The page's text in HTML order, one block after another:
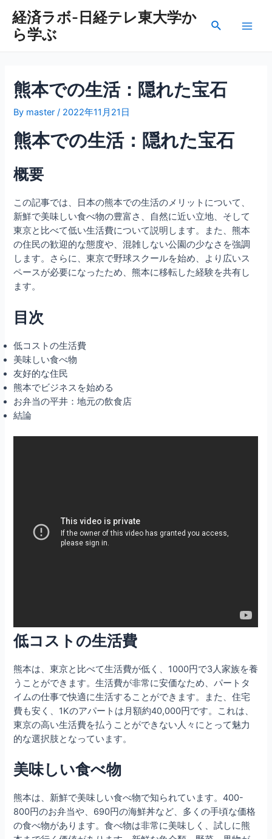
経済ラボ-日経テレ東大学か
ら学ぶ
検
熊本での生活：隠れた宝石
By master / 2022年11月21日
熊本での生活：隠れた宝石
概要
この記事では、日本の熊本での生活のメリットについて、
新鮮で美味しい食べ物の豊富さ、自然に近い立地、そして
東京と比べて低い生活費について説明します。また、熊本
の住民の歓迎的な態度や、混雑しない公園の少なさを強調
します。さらに、東京で野球スクールを始め、より広いス
ペースが必要になったため、熊本に移転した経験を共有し
ます。
目次
低コストの生活費
美味しい食べ物
友好的な住民
熊本でビジネスを始める
お弁当の平井：地元の飲食店
結論
低コストの生活費
熊本は、東京と比べて生活費が低く、1000円で3人家族を養
うことができます。生活費が非常に安価なため、パートタ
イムの仕事で快適に生活することができます。また、住宅
費も安く、1Kのアパートは月額約40,000円です。これは、
東京の高い生活費を払うことができない人々にとって魅力
的な選択肢となっています。
美味しい食べ物
熊本は、新鮮で美味しい食べ物で知られています。400-
800円のお弁当や、690円の海鮮丼など、多くの手頃な価格
の食べ物があります。食べ物は非常に美味しく、試しに熊